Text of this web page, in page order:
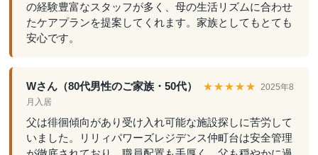
の経験豊富なスタッフが多く、母の生活リズムに合わせ
たケアプランを提案してくれます。家族としてもとても
安心です。
Wさん（80代男性のご家族・50代） ★★★★★ 2025年8
月入居
父は徘徊傾向があり受け入れ可能な施設探しに苦労して
いました。リリィパワーズレジデンス仲町台は安全管理